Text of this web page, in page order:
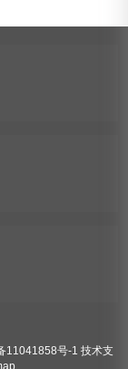
11041858号-1 技术支